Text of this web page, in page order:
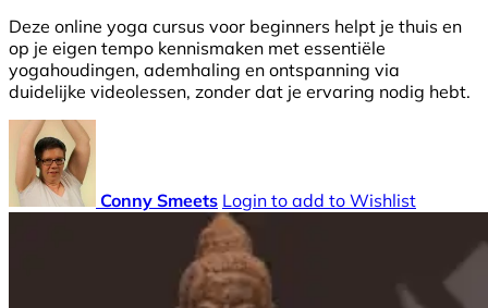
Deze online yoga cursus voor beginners helpt je thuis en
op je eigen tempo kennismaken met essentiële
yogahoudingen, ademhaling en ontspanning via
duidelijke videolessen, zonder dat je ervaring nodig hebt.
Conny Smeets Login to add to Wishlist